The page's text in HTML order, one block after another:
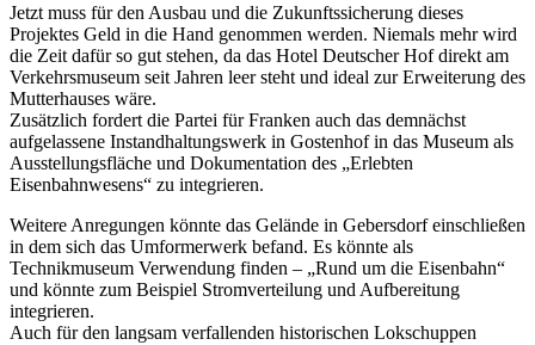
Jetzt muss für den Ausbau und die Zukunftssicherung dieses
Projektes Geld in die Hand genommen werden. Niemals mehr wird
die Zeit dafür so gut stehen, da das Hotel Deutscher Hof direkt am
Verkehrsmuseum seit Jahren leer steht und ideal zur Erweiterung des
Mutterhauses wäre.
Zusätzlich fordert die Partei für Franken auch das demnächst
aufgelassene Instandhaltungswerk in Gostenhof in das Museum als
Ausstellungsfläche und Dokumentation des „Erlebten
Eisenbahnwesens“ zu integrieren.
Weitere Anregungen könnte das Gelände in Gebersdorf einschließen
in dem sich das Umformerwerk befand. Es könnte als
Technikmuseum Verwendung finden – „Rund um die Eisenbahn“
und könnte zum Beispiel Stromverteilung und Aufbereitung
integrieren.
Auch für den langsam verfallenden historischen Lokschuppen